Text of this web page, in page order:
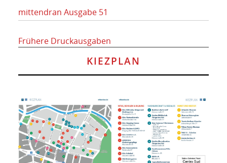
mittendran Ausgabe 51
Frühere Druckausgaben
KIEZPLAN